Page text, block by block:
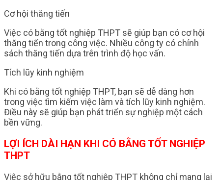
Cơ hội thăng tiến
Việc có bằng tốt nghiệp THPT sẽ giúp bạn có cơ hội
thăng tiến trong công việc. Nhiều công ty có chính
sách thăng tiến dựa trên trình độ học vấn.
Tích lũy kinh nghiệm
Khi có bằng tốt nghiệp THPT, bạn sẽ dễ dàng hơn
trong việc tìm kiếm việc làm và tích lũy kinh nghiệm.
Điều này sẽ giúp bạn phát triển sự nghiệp một cách
bền vững.
LỢI ÍCH DÀI HẠN KHI CÓ BẰNG TỐT NGHIỆP
THPT
Việc sở hữu bằng tốt nghiệp THPT không chỉ mang lại